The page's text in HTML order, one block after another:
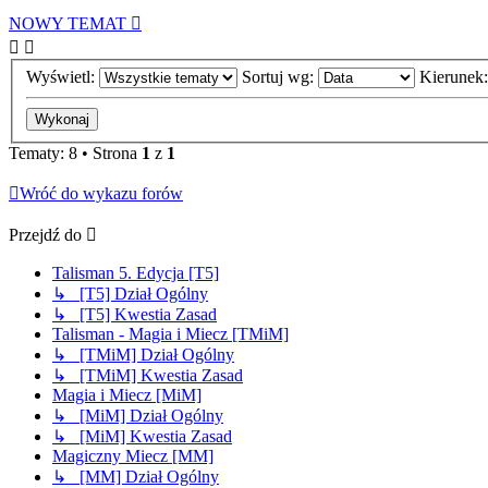
NOWY TEMAT
Wyświetl: Sortuj wg:
Tematy: 8 • Strona 1 z 1
Wróć do wykazu forów
Przejdź do
Talisman 5. Edycja [T5]
↳ [T5] Dział Ogólny
↳ [T5] Kwestia Zasad
Talisman - Magia i Miecz [TMiM]
↳ [TMiM] Dział Ogólny
↳ [TMiM] Kwestia Zasad
Magia i Miecz [MiM]
↳ [MiM] Dział Ogólny
↳ [MiM] Kwestia Zasad
Magiczny Miecz [MM]
↳ [MM] Dział Ogólny